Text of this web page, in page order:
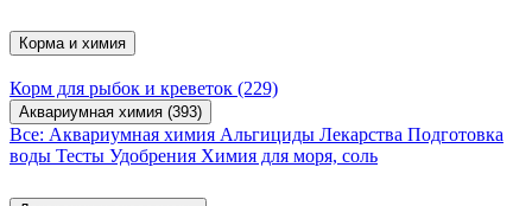
Корма и химия
Корм для рыбок и креветок (229)
Аквариумная химия (393)
Все: Аквариумная химия Альгициды Лекарства Подготовка
воды Тесты Удобрения Химия для моря, соль